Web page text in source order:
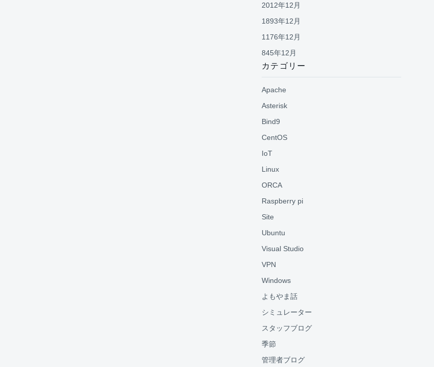
2012年12月
1893年12月
1176年12月
845年12月
カテゴリー
Apache
Asterisk
Bind9
CentOS
IoT
Linux
ORCA
Raspberry pi
Site
Ubuntu
Visual Studio
VPN
Windows
よもやま話
シミュレーター
スタッフブログ
季節
管理者ブログ